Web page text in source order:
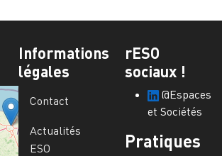
Informations
légales
Contact
Actualités
ESO
rESO
sociaux !
@Espaces
et Sociétés
Pratiques